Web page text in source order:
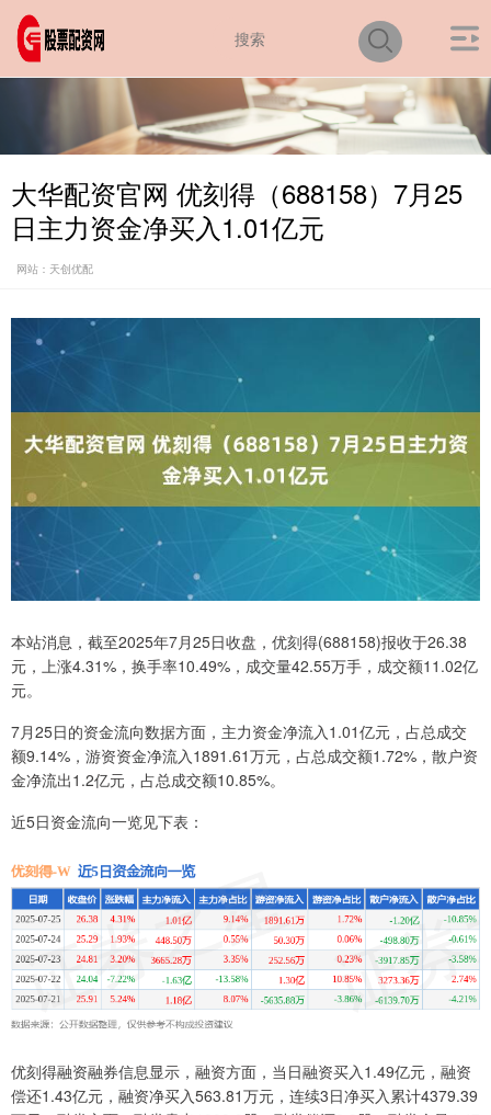
大华配资官网 优刻得（688158）7月25
日主力资金净买入1.01亿元
网站：天创优配
本站消息，截至2025年7月25日收盘，优刻得(688158)报收于26.38
元，上涨4.31%，换手率10.49%，成交量42.55万手，成交额11.02亿
元。
7月25日的资金流向数据方面，主力资金净流入1.01亿元，占总成交
额9.14%，游资资金净流入1891.61万元，占总成交额1.72%，散户资
金净流出1.2亿元，占总成交额10.85%。
近5日资金流向一览见下表：
优刻得融资融券信息显示，融资方面，当日融资买入1.49亿元，融资
偿还1.43亿元，融资净买入563.81万元，连续3日净买入累计4379.39